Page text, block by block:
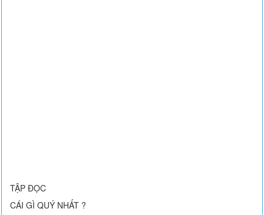
TẬP ĐỌC
CÁI GÌ QUÝ NHẤT ?